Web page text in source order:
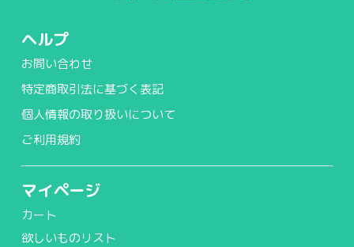
ヘルプ
お問い合わせ
特定商取引法に基づく表記
個人情報の取り扱いについて
ご利用規約
マイページ
カート
欲しいものリスト